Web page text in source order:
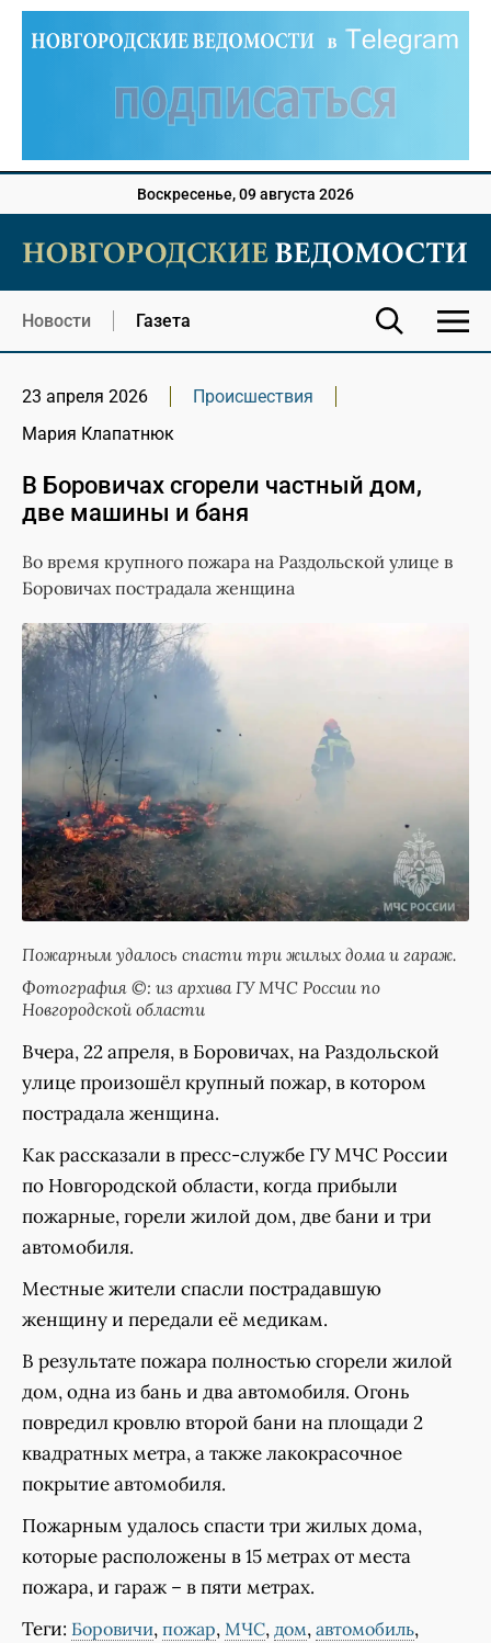
Воскресенье, 09 августа 2026
Новости Газета
23 апреля 2026
Происшествия
Мария Клапатнюк
В Боровичах сгорели частный дом,
две машины и баня
Во время крупного пожара на Раздольской улице в
Боровичах пострадала женщина
Пожарным удалось спасти три жилых дома и гараж.
Фотография ©: из архива ГУ МЧС России по
Новгородской области
Вчера, 22 апреля, в Боровичах, на Раздольской
улице произошёл крупный пожар, в котором
пострадала женщина.
Как рассказали в пресс-службе ГУ МЧС России
по Новгородской области, когда прибыли
пожарные, горели жилой дом, две бани и три
автомобиля.
Местные жители спасли пострадавшую
женщину и передали её медикам.
В результате пожара полностью сгорели жилой
дом, одна из бань и два автомобиля. Огонь
повредил кровлю второй бани на площади 2
квадратных метра, а также лакокрасочное
покрытие автомобиля.
Пожарным удалось спасти три жилых дома,
которые расположены в 15 метрах от места
пожара, и гараж – в пяти метрах.
Теги: Боровичи, пожар, МЧС, дом, автомобиль,